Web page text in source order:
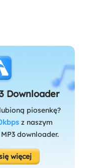
Downloader
piosenkę?
z naszym
downloader.
więcej